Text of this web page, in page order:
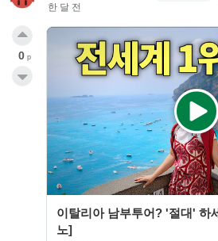
한 달 전
이탈리아 남부투어? '절대' 하
노]
0 p